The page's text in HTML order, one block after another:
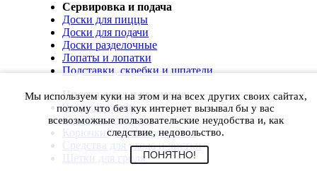
Сервировка и подача
Доски для пиццы
Доски для подачи
Доски разделочные
Лопаты и лопатки
Подставки, скребки и шпатели
Чистка, уход и хранение
Чехлы и сумки
Коврики для гриля
Корючки для инструментов
Средства для ухода и чистки
Щетки для гриля
Мы используем куки на этом и на всех других своих сайтах,
потому что без кук интернет вызывал бы у вас
всевозможные пользовательские неудобства и, как
следствие, недовольство.
ПОНЯТНО!